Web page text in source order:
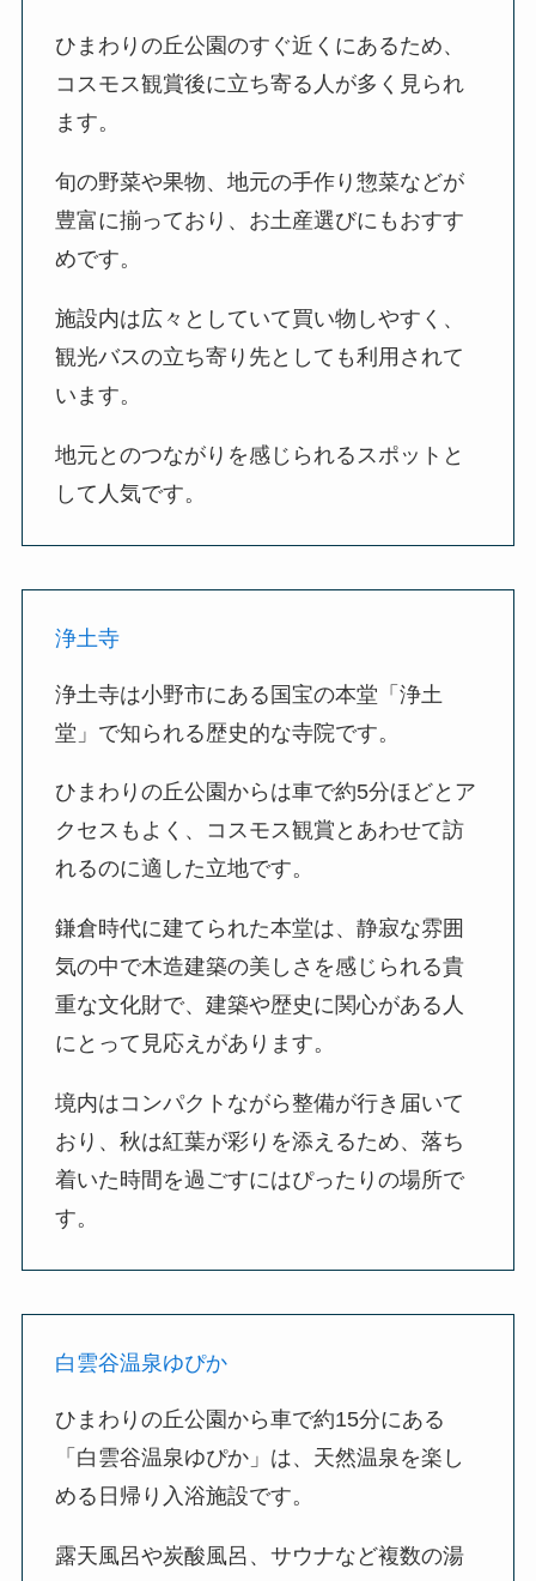
ひまわりの丘公園のすぐ近くにあるため、
コスモス観賞後に立ち寄る人が多く見られ
ます。
旬の野菜や果物、地元の手作り惣菜などが
豊富に揃っており、お土産選びにもおすす
めです。
施設内は広々としていて買い物しやすく、
観光バスの立ち寄り先としても利用されて
います。
地元とのつながりを感じられるスポットと
して人気です。
浄土寺
浄土寺は小野市にある国宝の本堂「浄土
堂」で知られる歴史的な寺院です。
ひまわりの丘公園からは車で約5分ほどとア
クセスもよく、コスモス観賞とあわせて訪
れるのに適した立地です。
鎌倉時代に建てられた本堂は、静寂な雰囲
気の中で木造建築の美しさを感じられる貴
重な文化財で、建築や歴史に関心がある人
にとって見応えがあります。
境内はコンパクトながら整備が行き届いて
おり、秋は紅葉が彩りを添えるため、落ち
着いた時間を過ごすにはぴったりの場所で
す。
白雲谷温泉ゆぴか
ひまわりの丘公園から車で約15分にある
「白雲谷温泉ゆぴか」は、天然温泉を楽し
める日帰り入浴施設です。
露天風呂や炭酸風呂、サウナなど複数の湯